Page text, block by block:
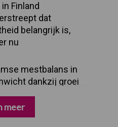
in Finland
dat
belangrijk is,
nu
mestbalans in
dankzij groei
meer